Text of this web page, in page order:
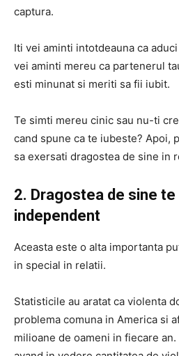
captura.
Iti vei aminti intotdeauna ca
vei aminti mereu ca partenerul
esti minunat si meriti sa fii iubit.
Te simti mereu cinic sau nu-ti
cand spune ca te iubeste? Apoi,
sa exersati dragostea de sine in
2. Dragostea de sine
independent
Aceasta este o alta importanta
in special in relatii.
Statisticile au aratat ca violenta
problema comuna in America si
milioane de oameni in fiecare